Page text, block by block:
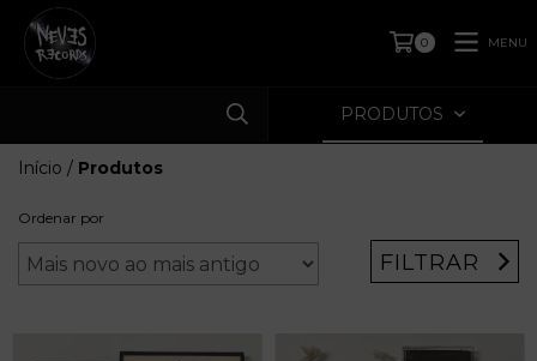
0 MENU
PRODUTOS
Início / Produtos
Ordenar por
FILTRAR